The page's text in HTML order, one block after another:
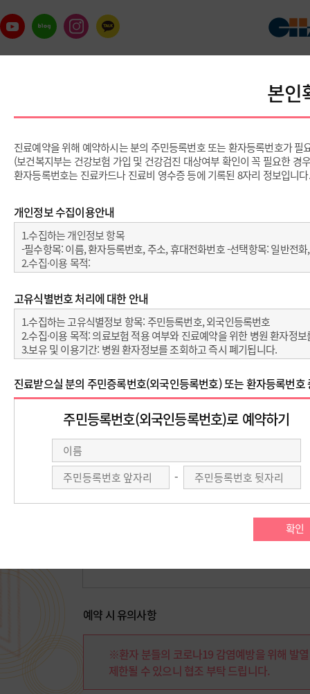
예약 및 상담 진료예약
진료예약안내 전화예약
아래 예약 방법 중 원하시는 예약을 선택 해 주세요.
온라인 예약
회원가입을 하지 않아도
온라인 예약이 가능합니다.
비회원예약
예약 시 유의사항
※환자 분들의 코로나19 감염예방을 위해 발
제한될 수 있으니 협조 부탁 드립니다.